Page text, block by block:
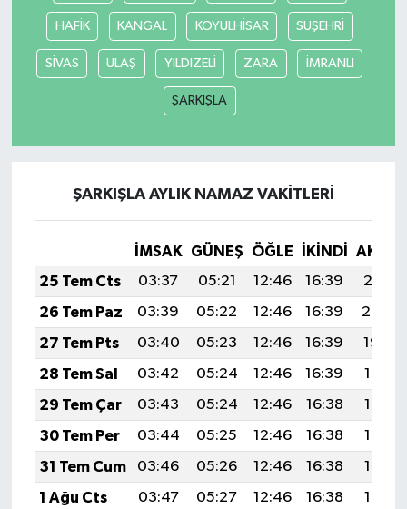
HAFİK KANGAL KOYULHİSAR SUŞEHRİ
SİVAS ULAŞ YILDIZELİ ZARA İMRANLI
ŞARKIŞLA
ŞARKIŞLA AYLIK NAMAZ VAKITLERI
İMSAK GÜNEŞ ÖĞLE İKINDI
25 Tem Cts
03:37 05:21 12:46 16:39
20:01
26 Tem Paz
03:39 05:22 12:46 16:39
20:00
27 Tem Pts
03:40 05:23 12:46 16:39
19:59
28 Tem Sal
03:42 05:24 12:46 16:39
19:58
29 Tem Çar
03:43 05:24 12:46 16:38
19:57
30 Tem Per
03:44 05:25 12:46 16:38
19:57
31 Tem Cum
03:46 05:26 12:46 16:38
19:56
1 Ağu Cts
03:47 05:27 12:46 16:38
19:55